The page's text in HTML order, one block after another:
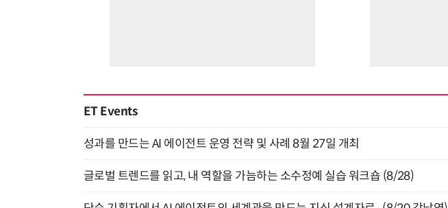
ET Events
성과를 만드는 AI 에이전트 운영 전략 및 사례 8월 27일 개최
글로벌 트렌드를 읽고, 내 역할을 가늠하는 소수정예 실습 워크숍 (8/28)